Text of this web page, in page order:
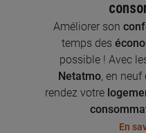
Améliorer son
temps des
possible ! Avec
Netatmo, en neuf
rendez votre
En